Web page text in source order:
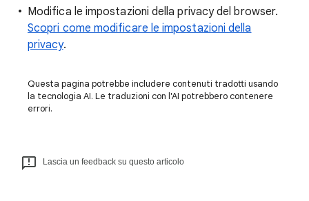
Modifica le impostazioni della privacy del browser.
Scopri come modificare le impostazioni della
privacy.
Questa pagina potrebbe includere contenuti tradotti usando
la tecnologia AI. Le traduzioni con l'AI potrebbero contenere
errori.
Lascia un feedback su questo articolo